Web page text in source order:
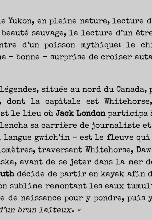
Yukon, en pleine nature, lecture
sauvage, la lecture d’un
d’un poisson mythique: le
– bonne – surprise de croiser
située au nord du Canada,
dont la capitale est
le lieu où Jack Londonparticipa à
sa carrière de journaliste
langue gwich’in – est le fleuve qui
traversant Whitehorse,
avant de se jeter dans la mer
décide de partir en kayak afin
sublime remontant les eaux
naissance pour y pondre, puis
brun laiteux. »